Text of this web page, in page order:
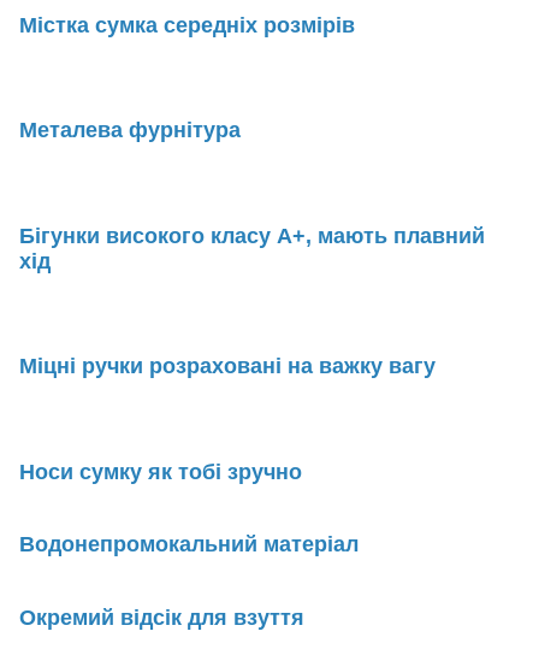
Містка сумка середніх розмірів
Металева фурнітура
Бігунки високого класу А+, мають плавний
хід
Міцні ручки розраховані на важку вагу
Носи сумку як тобі зручно
Водонепромокальний матеріал
Окремий відсік для взуття